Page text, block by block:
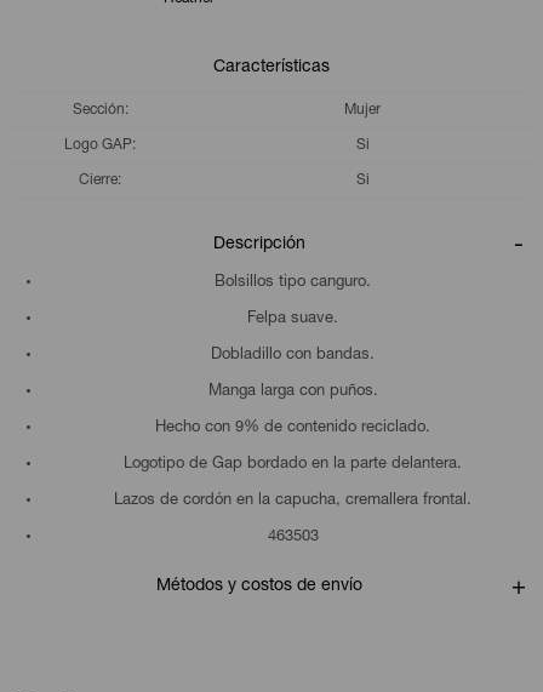
Características
Sección Mujer
Logo GAP Si
Cierre Si
Descripción
Bolsillos tipo canguro.
Felpa suave.
Dobladillo con bandas.
Manga larga con puños.
Hecho con 9% de contenido reciclado.
Logotipo de Gap bordado en la parte delantera.
Lazos de cordón en la capucha, cremallera frontal.
463503
Métodos y costos de envío